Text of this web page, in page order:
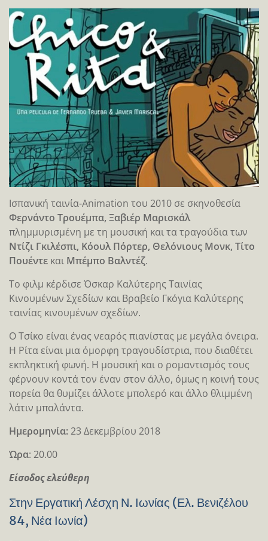
Ισπανική ταινία-Animation του 2010 σε σκηνοθεσία
Φερνάντο Τρουέμπα, Ξαβιέρ Μαρισκάλ
πλημμυρισμένη με τη μουσική και τα τραγούδια των
Ντίζι Γκιλέσπι, Κόουλ Πόρτερ, Θελόνιους Μονκ, Τίτο
Πουέντε και Μπέμπο Βαλντέζ.
Το φιλμ κέρδισε Όσκαρ Καλύτερης Ταινίας
Κινουμένων Σχεδίων και Βραβείο Γκόγια Καλύτερης
ταινίας κινουμένων σχεδίων.
Ο Τσίκο είναι ένας νεαρός πιανίστας με μεγάλα όνειρα.
Η Ρίτα είναι μια όμορφη τραγουδίστρια, που διαθέτει
εκπληκτική φωνή. Η μουσική και ο ρομαντισμός τους
φέρνουν κοντά τον έναν στον άλλο, όμως η κοινή τους
πορεία θα θυμίζει άλλοτε μπολερό και άλλο θλιμμένη
λάτιν μπαλάντα.
Ημερομηνία:23 Δεκεμβρίου 2018
Ώρα: 20.00
Είσοδος ελεύθερη
Στην Εργατική Λέσχη Ν. Ιωνίας (Ελ. Βενιζέλου
84, Νέα Ιωνία)